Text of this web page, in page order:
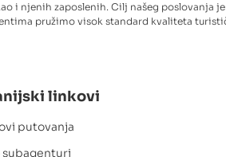
i njenih zaposlenih. Cilj našeg poslovanja je
pružimo visok standard kvaliteta
linkovi
putovanja
subagenturi